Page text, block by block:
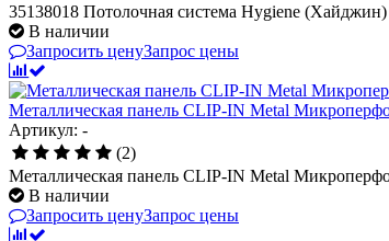
35138018 Потолочная система Hygiene
В наличии
Запросить ценуЗапрос цены
Металлическая панель CLIP-IN Metal
Артикул: -
(2)
Металлическая панель CLIP-IN Metal
В наличии
Запросить ценуЗапрос цены